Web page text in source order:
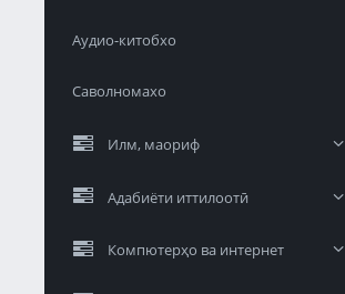
Аудио-китобхо
Саволномахо
Илм, маориф
Адабиёти иттилоотӣ
Компютерҳо ва интернет